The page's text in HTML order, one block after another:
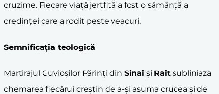
cruzime. Fiecare viață jertfită a fost o sămânță a
credinței care a rodit peste veacuri.
Semnificația teologică
Martirajul Cuvioșilor Părinți din Sinai și Rait subliniază
chemarea fiecărui creștin de a-și asuma crucea și de